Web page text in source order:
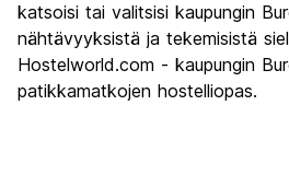
katsoisi tai valitsisi kaupungin
nähtävyyksistä ja tekemisistä
Hostelworld.com - kaupungin
patikkamatkojen hostelliopas.